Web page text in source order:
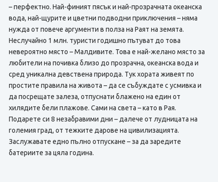
– перфектно. Най-финият пясък и най-прозрачната океанска
вода, най-щурите и цветни подводни приключения – няма
нужда от повече аргументи в полза на Раят на земята.
Неслучайно 1 млн. туристи годишно пътуват до това
невероятно място – Малдивите. Това е най-желано място за
любители на почивка близо до прозрачна, океанска вода и
сред уникална девствена природа. Тук хората живеят по
простите правила на живота – да се събуждате с усмивка и
да посрещате залеза, отпуснати блажено на един от
хилядите бели плажове. Сами на света – като в Рая.
Подарете си 8 незабравими дни – далече от лудницата на
големия град, от тежките дарове на цивилизацията.
Заслужавате едно пълно отпускане – за да заредите
батериите за цяла година.